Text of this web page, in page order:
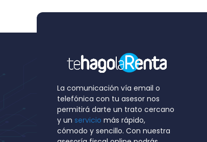
La comunicación vía email o
telefónica con tu asesor nos
permitirá darte un trato cercano
y un servicio más rápido,
cómodo y sencillo. Con nuestra